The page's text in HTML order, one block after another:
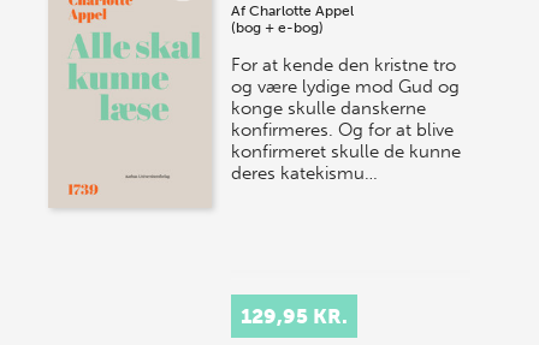
AfCharlotte Appel
(bog + e-bog)
For at kende den kristne tro
og være lydige mod Gud og
konge skulle danskerne
konfirmeres. Og for at blive
konfirmeret skulle de kunne
deres katekismu…
129,95 KR.